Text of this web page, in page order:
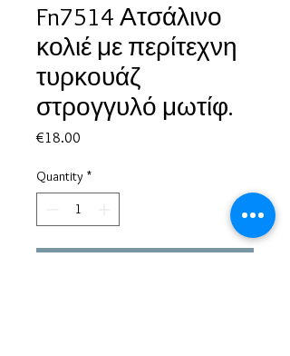
Fn7514 Ατσάλινο
κολιέ με περίτεχνη
τυρκουάζ
στρογγυλό μωτίφ.
€18.00
Quantity *